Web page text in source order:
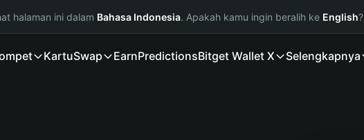
halaman ini dalam Bahasa Indonesia. Apakah kamu ingin beralih ke English?
KartuSwap EarnPredictionsBitget Wallet X Selengkapnya